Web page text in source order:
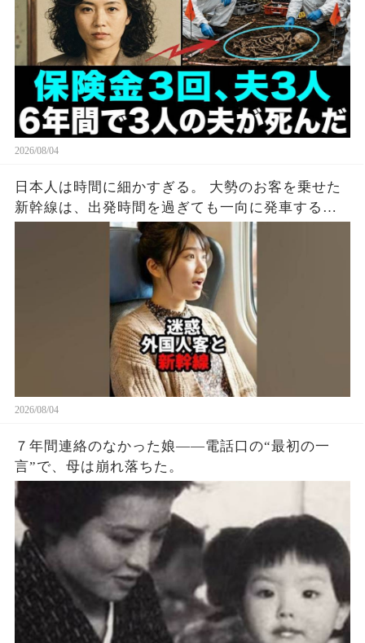
2026/08/04
日本人は時間に細かすぎる。 大勢のお客を乗せた
新幹線は、出発時間を過ぎても一向に発車する気
配がない。 グリーン車のドアを見ると、外国人の
男がスーツケースをドアに挟んでいた。 ドアは閉
まらず、警告音だけが鳴り続ける。 周りの空気が
ピリつく中、若い女性が声をかけた。 「すみませ
ん、ドアに荷物を挟まないでください。 出発でき
ないじゃないですか？」 男は平然と言った。 「駅
弁を買いに行ってくるんだ。 こうしておけばドア
が閉まらないだろう」 「もう出発時間は過ぎてい
て、みんな困っています」 男は鼻で笑った。 「少
しぐらい遅れてもいいだろう。 わざわざ日本に観
然のことだろう。 俺の国では電車が遅れるのが当
たり前だ。 日本人は時間に細かすぎる」 そう言っ
て、男は駅の売店に駅弁を買いに行ってしまっ
た。 女性は呆れて席に戻ると（続）
2026/08/04
７年間連絡のなかった娘——電話口の“最初の一
言”で、母は崩れ落ちた。